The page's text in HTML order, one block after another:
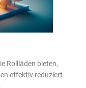
Rollläden bieten,
effektiv reduziert